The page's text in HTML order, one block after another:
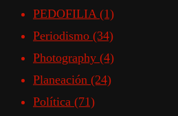
PEDOFILIA (1)
Periodismo (34)
Photography (4)
Planeación (24)
Política (71)